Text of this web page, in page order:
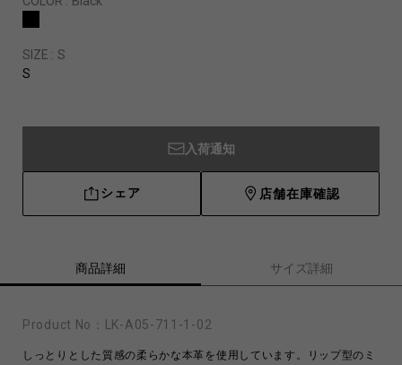
SIZE : S
S
入荷通知
シェア 店舗在庫確認
商品詳細 サイズ詳細
Product No： LK-A05-711-1-02
しっとりとした質感の柔らかな本革を使用しています。リップ型のミ